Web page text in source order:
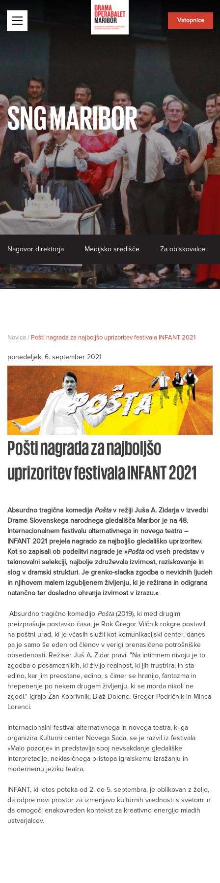
Vstopnice
SNG MARIBOR
Nagovor direktorja Medijsko središče Za obiskovalce
Novica / Pošti nagrada za najboljšo uprizoritev festivala INFANT 2021
ponedeljek, 6. september 2021
Pošti nagrada za najboljšo
uprizoritev festivala INFANT 2021
Absurdno tragična komedija Poštav režiji Juša A. Zidarja v izvedbi
Drame Slovenskega narodnega gledališča Maribor je na 48.
Internacionalnem festivalu alternativnega in novega teatra –
INFANT 2021 prejela nagrado za najboljšo gledališko uprizoritev.
Kot so zapisali ob podelitvi nagrade je »Poštaod vseh predstav v
tekmovalni selekciji, najbolje združevala izvirnost, raziskovanje in
slog v dramski strukturi. Je grenko-sladka zgodba o nevidnih ljudeh
in njihovem malem izgubljenem življenju, ki je režirana in odigrana
natančno ter dosledno ohranja izvirnost v izrazu.«
Absurdno tragično komedijo Pošta(2019), ki med drugim
preizprašuje postavko časa, je Rok Gregor Vilčnik rokgre postavil
na poštni urad, ki je včasih služil kot komunikacijski center, danes
pa je samo še eden od členov v verigi prenasičene potrošniške
obsedenosti. Režiser Juš A. Zidar pravi: "Na intimnem nivoju je to
zgodba o posameznikih, ki živijo realnost, ki jih frustrira, in sta
edino, kar jim preostane, edino, s čimer se hranijo, fantazma in
hrepenenje po nekem drugem življenju, ki se morda nikoli ne
zgodi." Igrajo Žan Koprivnik, Blaž Dolenc, Gregor Podričnik in Minca
Lorenci.
Internacionalni festival alternativnega in novega teatra, ki ga
organizira Kulturni center Novega Sada, se je razvil iz festivala
»Malo pozorje« in predstavlja spoj nevsakdanje gledališke
interpretacije, neklasičnega pristopa igralskemu izražanju in
modernemu jeziku teatra.
INFANT, ki letos poteka od 2. do 5. septembra, je oblikovan z željo,
da odpre novi prostor za izmenjavo kulturnih vrednosti s svetom in
da omogoči enakovreden kontekst za kreativno energijo mladih
ustvarjalcev.